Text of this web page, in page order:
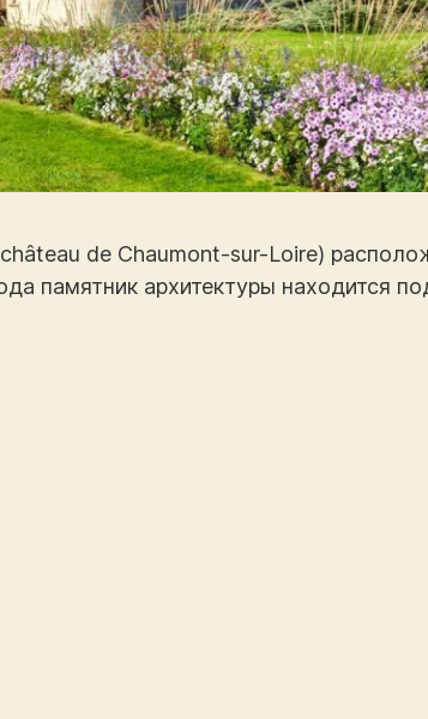
de Chaumont-sur-Loire)
памятник архитектуры находится